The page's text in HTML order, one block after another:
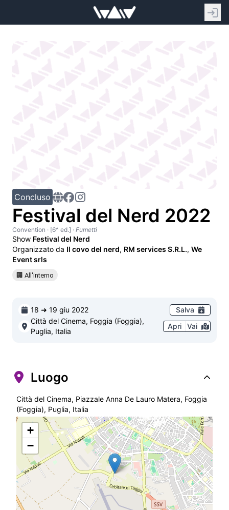
Concluso
Festival del Nerd 2022
Convention · [6^ ed.] · Fumetti
Show Festival del Nerd
Organizzato da Il covo del nerd, RM services S.R.L., We
Event srls
🏢 All'interno
18 ➜ 19 giu 2022
Salva
Città del Cinema, Foggia (Foggia),
Puglia, Italia
Apri Vai
Luogo
Città del Cinema, Piazzale Anna De Lauro Matera, Foggia
(Foggia), Puglia, Italia
+
−